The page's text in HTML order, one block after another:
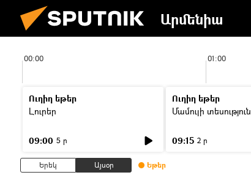
Արմենիա
00:00 01:00
Ուղիղ եթեր
Լուրեր
09:00 5 ր
Ուղիղ եթեր
Մամուլի տեսություն
09:15 2 ր
Երեկ Այսօր Եթեր